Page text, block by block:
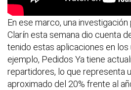
En ese marco, una
Clarín esta semana dio cuenta
tenido estas aplicaciones en
ejemplo, Pedidos Ya tiene
repartidores, lo que representa
aproximado del 20% frente al